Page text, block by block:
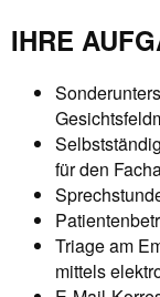
IHRE
für den
Triage am
mittels